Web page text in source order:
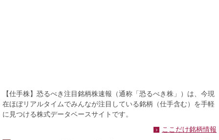
【仕手株】恐るべき注目銘柄株速報（通称「恐るべき株」）は、今現
在ほぼリアルタイムでみんなが注目している銘柄（仕手含む）を手軽
に見つける株式データベースサイトです。
ここだけ銘柄情報